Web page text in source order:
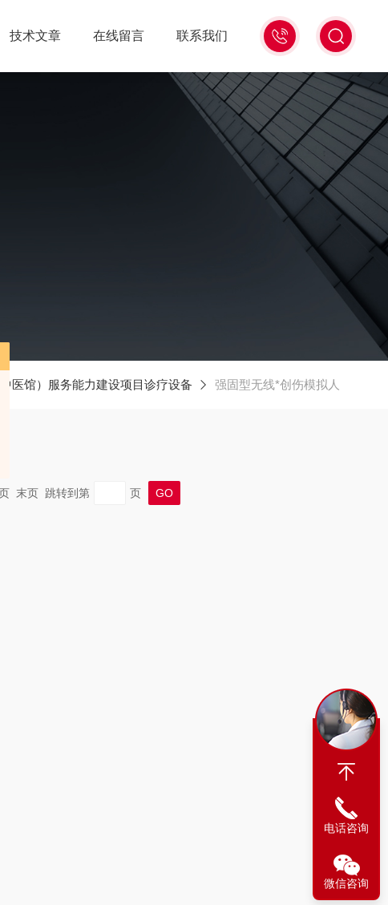
021-
56528785
技术文章 在线留言 联系我们
医馆）服务能力建设项目诊疗设备 强固型无线*创伤模拟人
末页 跳转到第 页
电话咨询
微信咨询